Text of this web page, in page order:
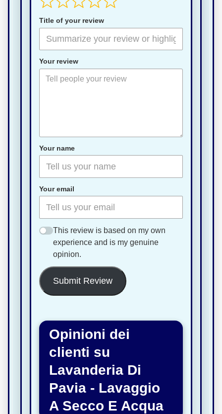
Title of your review
Your review
Your name
Your email
This review is based on my own
experience and is my genuine
opinion.
Submit Review
Opinioni dei
clienti su
Lavanderia Di
Pavia - Lavaggio
A Secco E Acqua